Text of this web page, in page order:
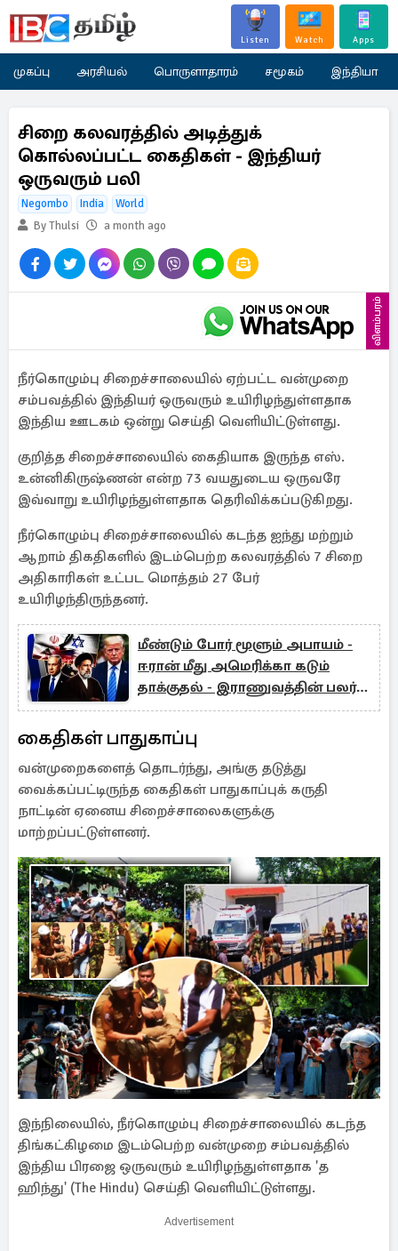
Listen Watch Apps
முகப்பு அரசியல் பொருளாதாரம் சமூகம் இந்தியா
சிறை கலவரத்தில் அடித்துக்
கொல்லப்பட்ட கைதிகள் - இந்தியர்
ஒருவரும் பலி
Negombo India
World
By Thulsi
a month ago
விளம்பரம்
நீர்கொழும்பு சிறைச்சாலையில் ஏற்பட்ட வன்முறை
சம்பவத்தில் இந்தியர் ஒருவரும் உயிரிழந்துள்ளதாக
இந்திய ஊடகம் ஒன்று செய்தி வெளியிட்டுள்ளது.
குறித்த சிறைச்சாலையில் கைதியாக இருந்த எஸ்.
உன்னிகிருஷ்ணன் என்ற 73 வயதுடைய ஒருவரே
இவ்வாறு உயிரிழந்துள்ளதாக தெரிவிக்கப்படுகிறது.
நீர்கொழும்பு சிறைச்சாலையில் கடந்த ஐந்து மற்றும்
ஆறாம் திகதிகளில் இடம்பெற்ற கலவரத்தில் 7 சிறை
அதிகாரிகள் உட்பட மொத்தம் 27 பேர்
உயிரிழந்திருந்தனர்.
மீண்டும் போர் மூளும் அபாயம் -
ஈரான் மீது அமெரிக்கா கடும்
தாக்குதல் - இராணுவத்தின் பலர்
பலி
கைதிகள் பாதுகாப்பு
வன்முறைகளைத் தொடர்ந்து, அங்கு தடுத்து
வைக்கப்பட்டிருந்த கைதிகள் பாதுகாப்புக் கருதி
நாட்டின் ஏனைய சிறைச்சாலைகளுக்கு
மாற்றப்பட்டுள்ளனர்.
இந்நிலையில், நீர்கொழும்பு சிறைச்சாலையில் கடந்த
திங்கட்கிழமை இடம்பெற்ற வன்முறை சம்பவத்தில்
இந்திய பிரஜை ஒருவரும் உயிரிழந்துள்ளதாக 'த
ஹிந்து' (The Hindu) செய்தி வெளியிட்டுள்ளது.
Advertisement